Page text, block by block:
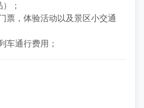
；
票，体验活动以及景区小交通
车通行费用；